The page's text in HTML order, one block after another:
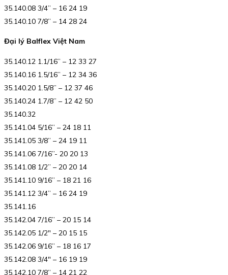
35.140.08 3/4” – 16 24 19
35.140.10 7/8” – 14 28 24
Đại lý Balflex Việt Nam
35.140.12 1.1/16” – 12 33 27
35.140.16 1.5/16” – 12 34 36
35.140.20 1.5/8” – 12 37 46
35.140.24 1.7/8” – 12 42 50
35.140.32
35.141.04 5/16” – 24 18 11
35.141.05 3/8” – 24 19 11
35.141.06 7/16”- 20 20 13
35.141.08 1/2” – 20 20 14
35.141.10 9/16” – 18 21 16
35.141.12 3/4” – 16 24 19
35.141.16
35.142.04 7/16” – 20 15 14
35.142.05 1/2″ – 20 15 15
35.142.06 9/16” – 18 16 17
35.142.08 3/4″ – 16 19 19
35.142.10 7/8” – 14 21 22